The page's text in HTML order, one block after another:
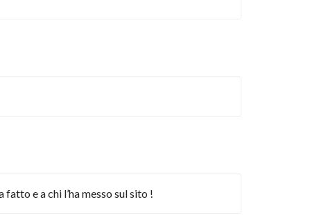
e a chi l’ha messo sul sito !